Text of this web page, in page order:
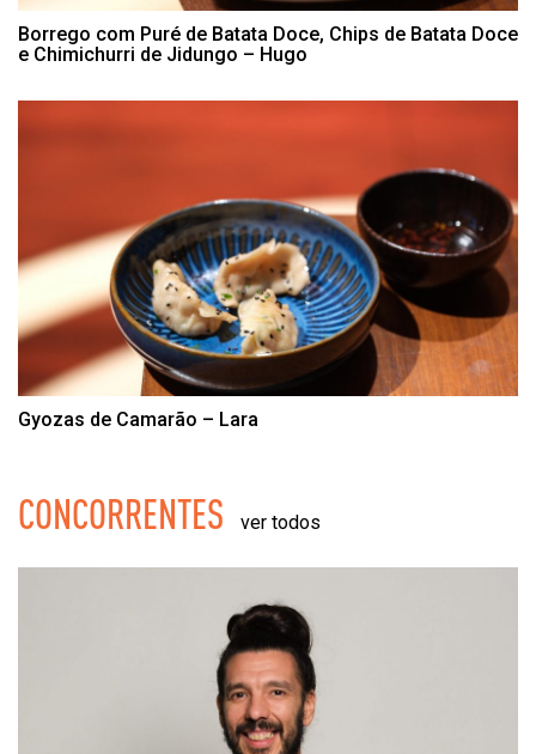
Borrego com Puré de Batata Doce, Chips de Batata Doce
e Chimichurri de Jidungo – Hugo
Gyozas de Camarão – Lara
CONCORRENTES ver todos